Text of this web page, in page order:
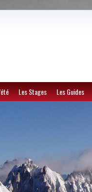
Les Stages Les Guides